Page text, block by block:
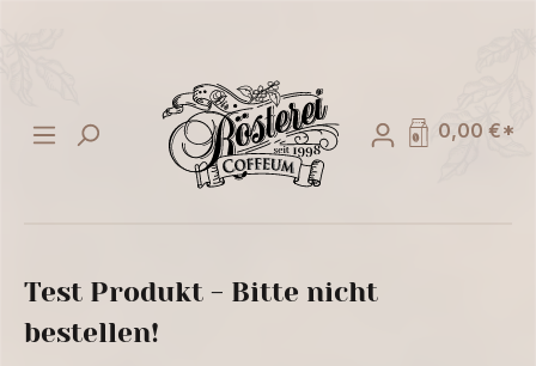
0,00 €*
Test Produkt - Bitte nicht
bestellen!